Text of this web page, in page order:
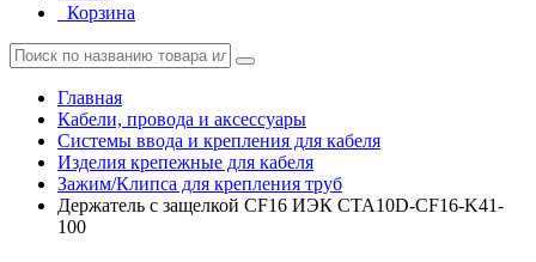
Корзина
Главная
Кабели, провода и аксессуары
Системы ввода и крепления для кабеля
Изделия крепежные для кабеля
Зажим/Клипса для крепления труб
Держатель с защелкой CF16 ИЭК CTA10D-CF16-K41-
100